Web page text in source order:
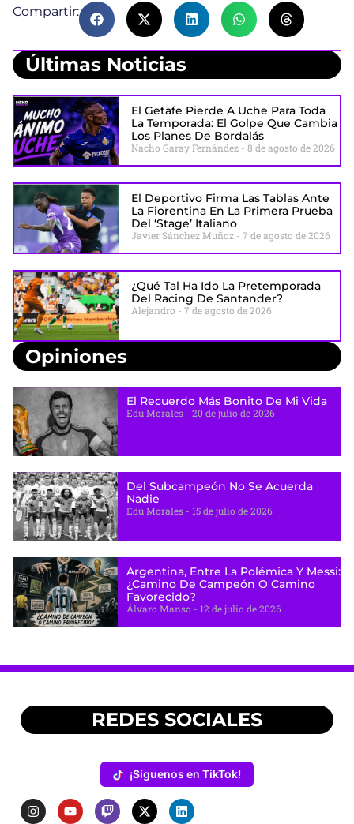
Compartir:
Últimas Noticias
El Getafe Pierde A Uche Para Toda
La Temporada: El Golpe Que Cambia
Los Planes De Bordalás
Nacho Garay Fernández 8 de agosto de 2026
El Deportivo Firma Las Tablas Ante
La Fiorentina En La Primera Prueba
Del ‘stage’ Italiano
Javier Sánchez Muñoz 7 de agosto de 2026
¿Qué Tal Ha Ido La Pretemporada
Del Racing De Santander?
Alejandro 7 de agosto de 2026
Opiniones
El Recuerdo Más Bonito De Mi Vida
Edu Morales 20 de julio de 2026
Del Subcampeón No Se Acuerda
Nadie
Edu Morales 15 de julio de 2026
Argentina, Entre La Polémica Y Messi:
¿camino De Campeón O Camino
Favorecido?
Álvaro Manso 12 de julio de 2026
REDES SOCIALES
¡Síguenos en TikTok!